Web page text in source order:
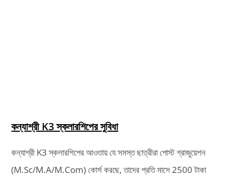
কন্যাশ্রী K3 স্কলারশিপের সুবিধা
কন্যাশ্রী K3 স্কলারশিপের আওতায় যে সমস্ত ছাত্রীরা পোস্ট গ্রাজুয়েশন
(M.Sc/M.A/M.Com) কোর্স করছে, তাদের প্রতি মাসে 2500 টাকা